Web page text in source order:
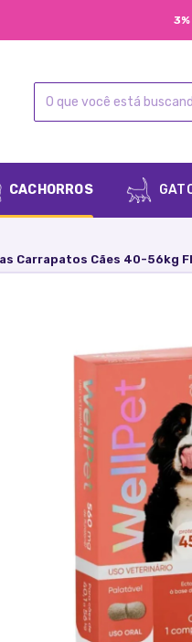
CACHORROS
Carrapatos Cães 40-56kg